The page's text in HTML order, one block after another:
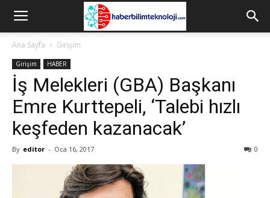
Ana Sayfa Girişim
Girişim HABER
İş Melekleri (GBA) Başkanı
Emre Kurttepeli, ‘Talebi hızlı
keşfeden kazanacak’
By editor - Oca 16, 2017 0